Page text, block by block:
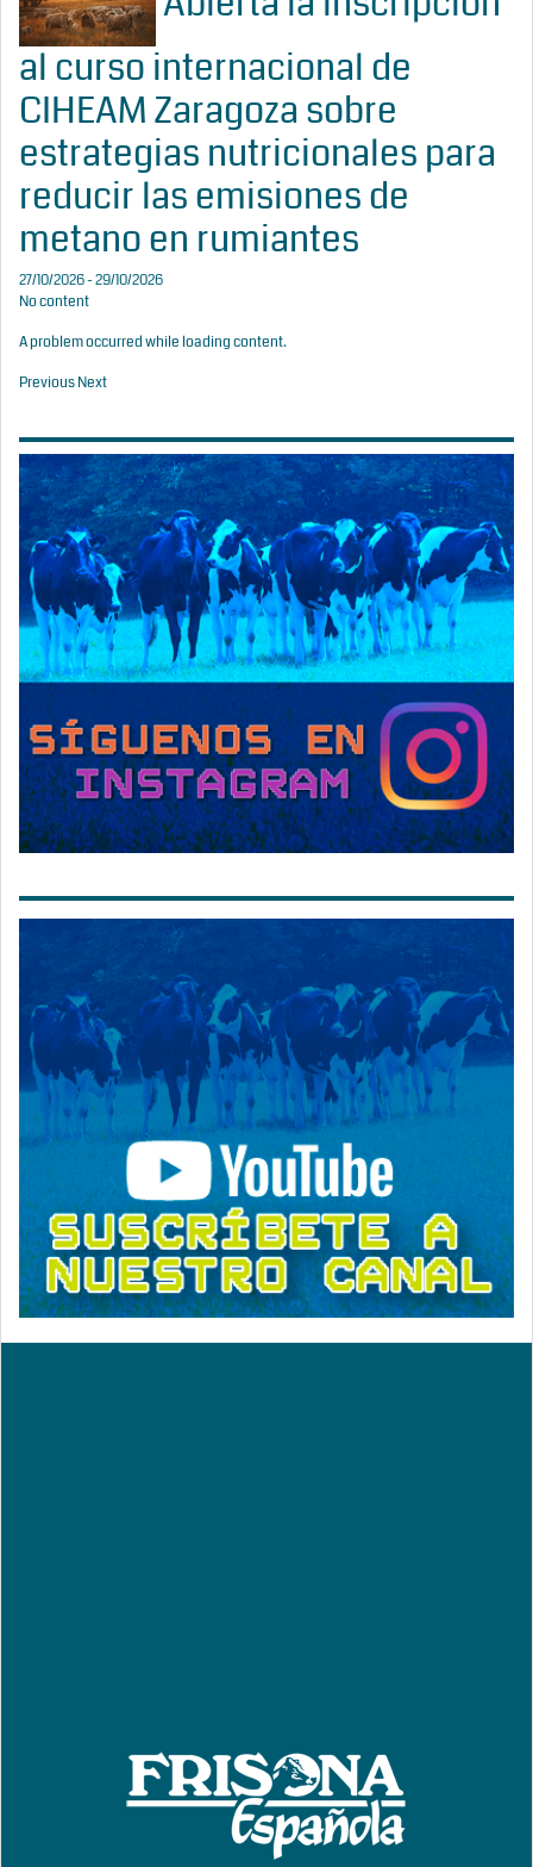
al curso internacional de
CIHEAM Zaragoza sobre
estrategias nutricionales para
reducir las emisiones de
metano en rumiantes
27/10/2026 - 29/10/2026
No content
A problem occurred while loading content.
PreviousNext